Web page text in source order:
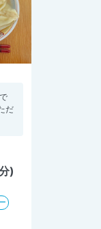
だ
)